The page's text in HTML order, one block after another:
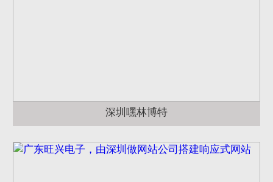
深圳嘿林博特